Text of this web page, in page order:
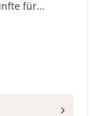
für...